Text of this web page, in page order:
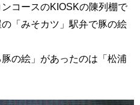
コースのKIOSKの陳列棚で
「みそカツ」駅弁で豚の絵
の絵」があったのは「松浦